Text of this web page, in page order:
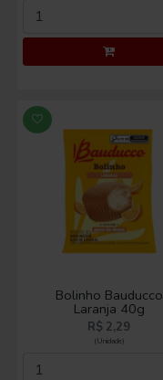
Bolinho Bauducco
Laranja 40g
R$ 2,29
(Unidade)